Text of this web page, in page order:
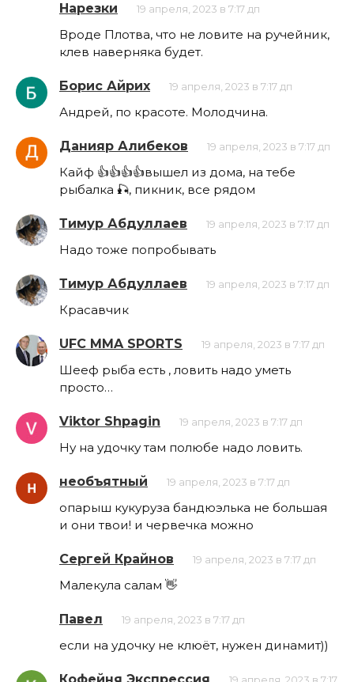
Нарезки 19 апреля, 2023 в 7:17 дп
Вроде Плотва, что не ловите на ручейник,
клев наверняка будет.
Борис Айрих 19 апреля, 2023 в 7:17 дп
Андрей, по красоте. Молодчина.
Данияр Алибеков 19 апреля, 2023 в 7:17 дп
Кайф 👍👍👍👍вышел из дома, на тебе
рыбалка 🎣, пикник, все рядом
Тимур Абдуллаев 19 апреля, 2023 в 7:17 дп
Надо тоже попробывать
Тимур Абдуллаев 19 апреля, 2023 в 7:17 дп
Красавчик
UFC MMA SPORTS 19 апреля, 2023 в 7:17 дп
Шееф рыба есть , ловить надо уметь
просто…
Viktor Shpagin 19 апреля, 2023 в 7:17 дп
Ну на удочку там полюбе надо ловить.
необъятный 19 апреля, 2023 в 7:17 дп
опарыш кукуруза бандюэлька не большая
и они твои! и червечка можно
Сергей Крайнов 19 апреля, 2023 в 7:17 дп
Малекула салам 👋
Павел 19 апреля, 2023 в 7:17 дп
если на удочку не клюёт, нужен динамит))